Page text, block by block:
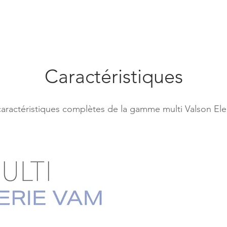
Caractéristiques
complètes de la gamme multi Valson